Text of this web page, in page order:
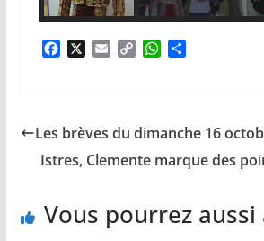
o
o
i
n
W
A
p
g
e
r
Les brèves du dimanche 16
Istres, Clemente marque des
Vous pourrez